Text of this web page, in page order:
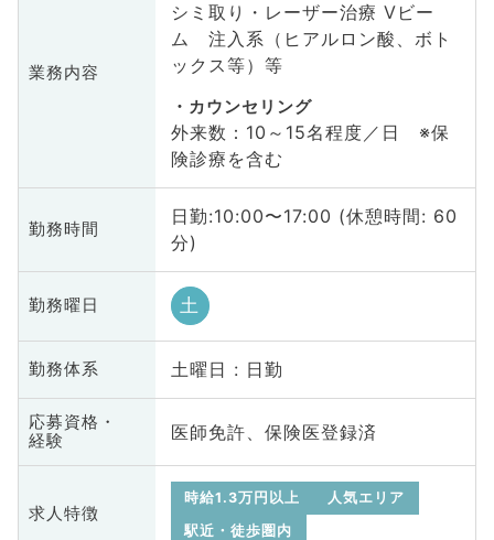
業務内容
シミ取り・レーザー治療 Vビー
ム 注入系（ヒアルロン酸、ボト
ックス等）等
カウンセリング
外来数：10～15名程度／日 ※保
険診療を含む
勤務時間
日勤:10:00〜17:00 (休憩時間: 60
分)
勤務曜日 土
勤務体系 土曜日 : 日勤
応募資格・
経験
医師免許、保険医登録済
求人特徴
時給1.3万円以上
人気エリア
駅近・徒歩圏内